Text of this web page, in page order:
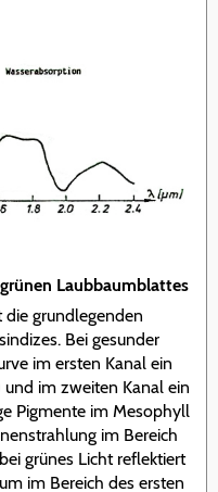
Laubbaumblattes
grundlegenden
Bei gesunder
im ersten Kanal ein
im zweiten Kanal ein
Pigmente im Mesophyll
im Bereich
grünes Licht reflektiert
im Bereich des ersten